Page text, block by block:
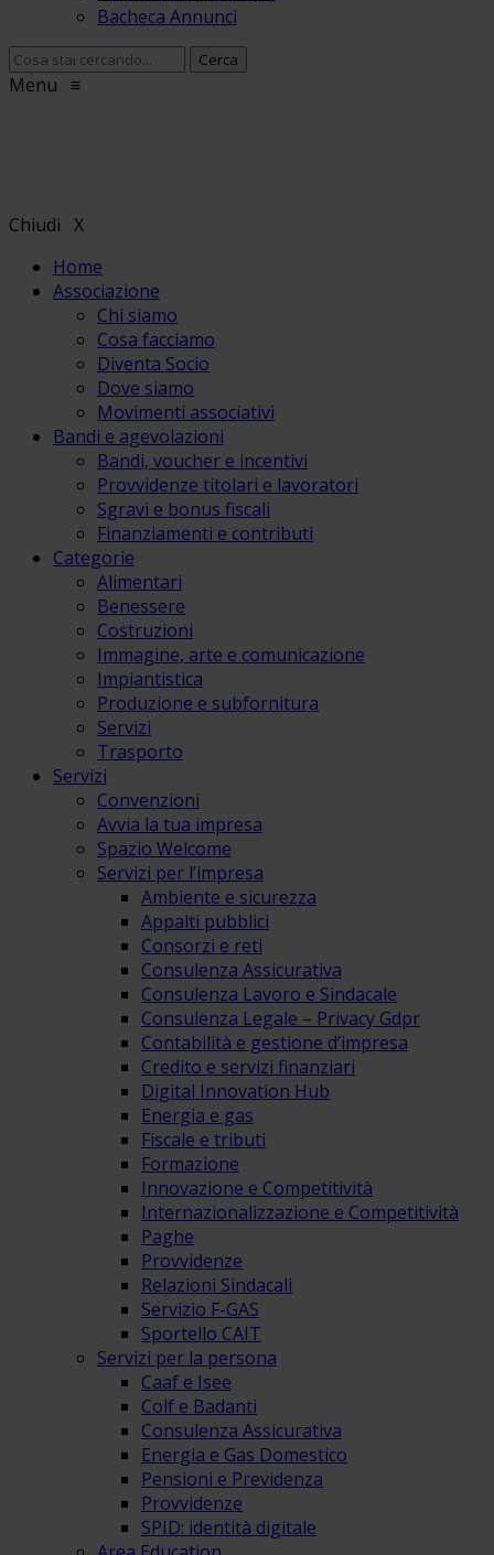
Bacheca Annunci
Menu ≡
Chiudi X
Home
Associazione
Chi siamo
Cosa facciamo
Diventa Socio
Dove siamo
Movimenti associativi
Bandi e agevolazioni
Bandi, voucher e incentivi
Provvidenze titolari e lavoratori
Sgravi e bonus fiscali
Finanziamenti e contributi
Categorie
Alimentari
Benessere
Costruzioni
Immagine, arte e comunicazione
Impiantistica
Produzione e subfornitura
Servizi
Trasporto
Servizi
Convenzioni
Avvia la tua impresa
Spazio Welcome
Servizi per l’impresa
Ambiente e sicurezza
Appalti pubblici
Consorzi e reti
Consulenza Assicurativa
Consulenza Lavoro e Sindacale
Consulenza Legale – Privacy Gdpr
Contabilità e gestione d’impresa
Credito e servizi finanziari
Digital Innovation Hub
Energia e gas
Fiscale e tributi
Formazione
Innovazione e Competitività
Internazionalizzazione e Competitività
Paghe
Provvidenze
Relazioni Sindacali
Servizio F-GAS
Sportello CAIT
Servizi per la persona
Caaf e Isee
Colf e Badanti
Consulenza Assicurativa
Energia e Gas Domestico
Pensioni e Previdenza
Provvidenze
SPID: identità digitale